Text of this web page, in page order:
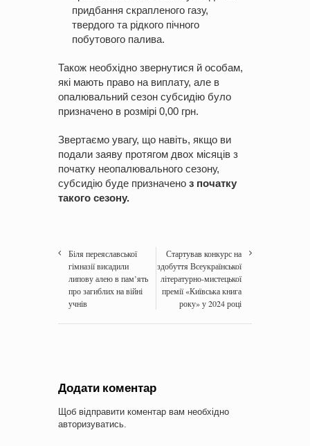
придбання скрапленого газу,
твердого та рідкого пічного
побутового палива.
Також необхідно звернутися й особам,
які мають право на виплату, але в
опалювальний сезон субсидію було
призначено в розмірі 0,00 грн.
Звертаємо увагу, що навіть, якщо ви
подали заяву протягом двох місяців з
початку неопалювального сезону,
субсидію буде призначено з початку
такого сезону.
Біля переяславської
гімназії висадили
липову алею в пам’ять
про загиблих на війні
учнів
Стартував конкурс на
здобуття Всеукраїнської
літературно-мистецької
премії «Київська книга
року» у 2024 році
Додати коментар
Щоб відправити коментар вам необхідно
авторизуватись.